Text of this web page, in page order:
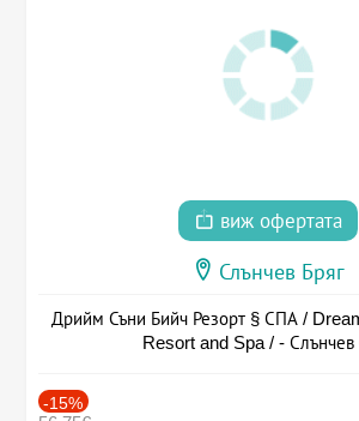
виж офертата
Слънчев Бряг
Дрийм Съни Бийч Резорт § СПА /
Resort and Spa / - Слънчев
-15%